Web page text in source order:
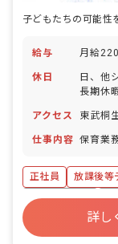
給与 月給
休日
日、他
長期休
アクセス 東武桐
仕事内容 保育業
正社員
放課後等
社会保険完備
有
昇給昇進あり
産
詳し